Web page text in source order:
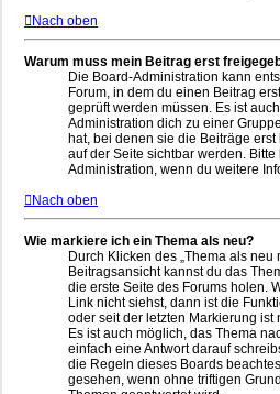
Nach oben
Warum muss mein Beitrag erst
Die Board-Administration kann
Forum, in dem du einen Beitrag
geprüft werden müssen. Es ist
Administration dich zu einer
hat, bei denen sie die Beiträge
auf der Seite sichtbar werden.
Administration, wenn du weitere
Nach oben
Wie markiere ich ein Thema als neu?
Durch Klicken des „Thema als neu
Beitragsansicht kannst du das
die erste Seite des Forums holen.
Link nicht siehst, dann ist die
oder seit der letzten Markierung
Es ist auch möglich, das Thema
einfach eine Antwort darauf
die Regeln dieses Boards
gesehen, wenn ohne triftigen